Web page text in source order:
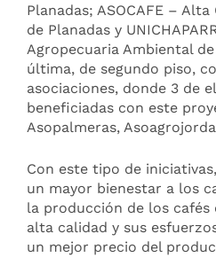
Planadas; ASOCAFE –
de Planadas y
Agropecuaria Ambiental
última, de segundo piso,
asociaciones, donde 3 de
beneficiadas con este
Asopalmeras,
Con este tipo de
un mayor bienestar a los
la producción de los cafés
alta calidad y sus
un mejor precio del